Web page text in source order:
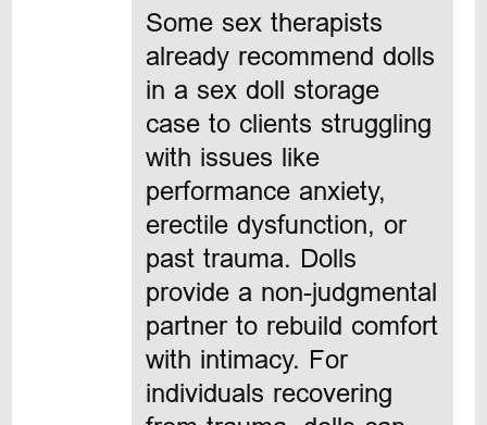
Some sex therapists
already recommend dolls
in a sex doll storage
case to clients struggling
with issues like
performance anxiety,
erectile dysfunction, or
past trauma. Dolls
provide a non-judgmental
partner to rebuild comfort
with intimacy. For
individuals recovering